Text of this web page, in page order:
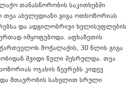
თანასწორობის საკითხებში
თეა ახვლედიანი გიგა ოთხოზორიას
და ადგილობრივი ხელისუფლების
იმყოფებოდა. აფხაზეთის
მოქალაქის, 30 წლის გიგა
შვიდი წელი შესრულდა. თეა
ოჯახის წევრებს კიდევ
მთავრობის სახელით სრული